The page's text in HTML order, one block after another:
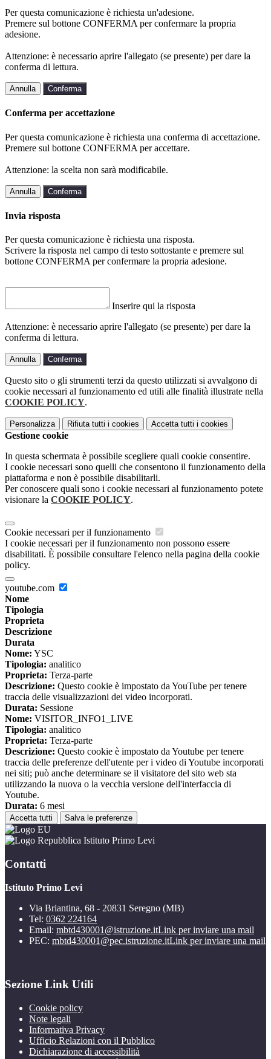
Per questa comunicazione è richiesta un'adesione.
Premere sul bottone CONFERMA per confermare la propria
adesione.
Attenzione: è necessario aprire l'allegato (se presente) per dare la
conferma di lettura.
Annulla Conferma
Conferma per accettazione
Per questa comunicazione è richiesta una conferma di accettazione.
Premere sul bottone CONFERMA per accettare.
Attenzione: la scelta non sarà modificabile.
Annulla Conferma
Invia risposta
Per questa comunicazione è richiesta una risposta.
Scrivere la risposta nel campo di testo sottostante e premere sul
bottone CONFERMA per confermare la propria adesione.
Inserire qui la risposta
Attenzione: è necessario aprire l'allegato (se presente) per dare la
conferma di lettura.
Annulla Conferma
Questo sito o gli strumenti terzi da questo utilizzati si avvalgono di
cookie necessari al funzionamento ed utili alle finalità illustrate nella
COOKIE POLICY.
Personalizza Rifiuta tutti i cookies Accetta tutti i cookies
Gestione cookie
In questa schermata è possibile scegliere quali cookie consentire.
I cookie necessari sono quelli che consentono il funzionamento della
piattaforma e non è possibile disabilitarli.
Per conoscere quali sono i cookie necessari al funzionamento potete
visionare la COOKIE POLICY.
Cookie necessari per il funzionamento
I cookie necessari per il funzionamento non possono essere
disabilitati. È possibile consultare l'elenco nella pagina della cookie
policy.
youtube.com
Nome
Tipologia
Proprieta
Descrizione
Durata
Nome: YSC
Tipologia: analitico
Proprieta: Terza-parte
Descrizione: Questo cookie è impostato da YouTube per tenere
traccia delle visualizzazioni dei video incorporati.
Durata: Sessione
Nome: VISITOR_INFO1_LIVE
Tipologia: analitico
Proprieta: Terza-parte
Descrizione: Questo cookie è impostato da Youtube per tenere
traccia delle preferenze dell'utente per i video di Youtube incorporati
nei siti; può anche determinare se il visitatore del sito web sta
utilizzando la nuova o la vecchia versione dell'interfaccia di
Youtube.
Durata: 6 mesi
Accetta tutti Salva le preferenze
Istituto Primo Levi
Contatti
Istituto Primo Levi
Via Briantina, 68 - 20831 Seregno (MB)
Tel: 0362 224164
Email: mbtd430001@istruzione.itLink per inviare una mail
PEC: mbtd430001@pec.istruzione.itLink per inviare una mail
Sezione Link Utili
Cookie policy
Note legali
Informativa Privacy
Ufficio Relazioni con il Pubblico
Dichiarazione di accessibilità